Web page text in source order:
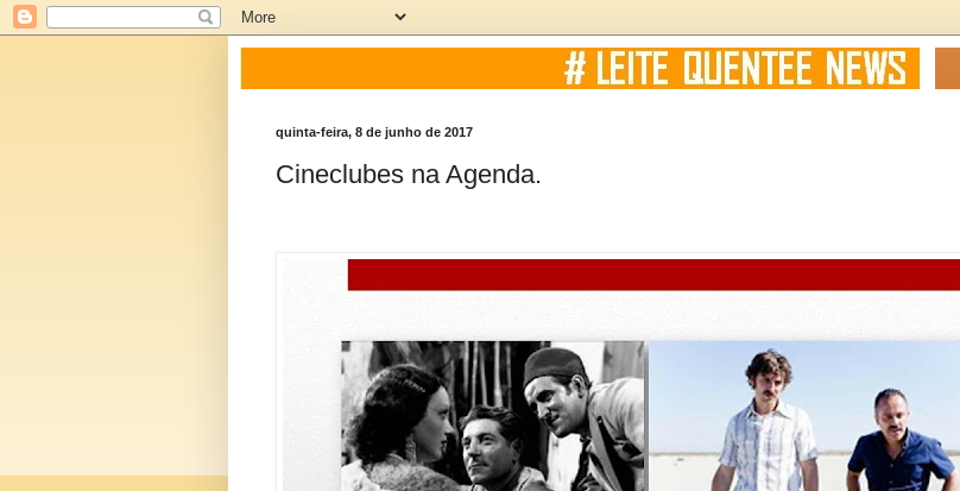
quinta-feira, 8 de junho de 2017
Cineclubes na Agenda.